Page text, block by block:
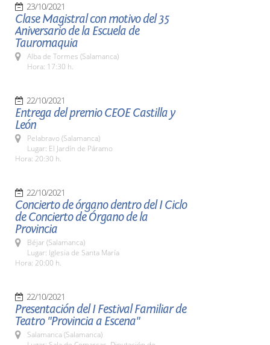
23/10/2021
Clase Magistral con motivo del 35
Aniversario de la Escuela de
Tauromaquia
Alba de Tormes (Salamanca)
Hora: 17:30 h.
22/10/2021
Entrega del premio CEOE Castilla y
León
Pelabravo (Salamanca)
Lugar: El Jardín de Páramo
Hora: 20:30 h.
22/10/2021
Concierto de órgano dentro del I Ciclo
de Concierto de Órgano de la
Provincia
Béjar (Salamanca)
Lugar: Iglesia de Santa María
Hora: 20:00 h.
22/10/2021
Presentación del I Festival Familiar de
Teatro "Provincia a Escena"
Salamanca (Salamanca)